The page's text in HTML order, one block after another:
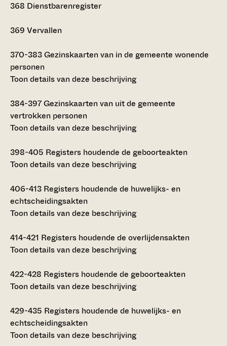
368 Dienstbarenregister
369 Vervallen
370-383Gezinskaarten van in de gemeente wonende
personen
Toon details van deze beschrijving
384-397Gezinskaarten van uit de gemeente
vertrokken personen
Toon details van deze beschrijving
398-405 Registers houdende de geboorteakten
Toon details van deze beschrijving
406-413 Registers houdende de huwelijks- en
echtscheidingsakten
Toon details van deze beschrijving
414-421 Registers houdende de overlijdensakten
Toon details van deze beschrijving
422-428 Registers houdende de geboorteakten
Toon details van deze beschrijving
429-435 Registers houdende de huwelijks- en
echtscheidingsakten
Toon details van deze beschrijving